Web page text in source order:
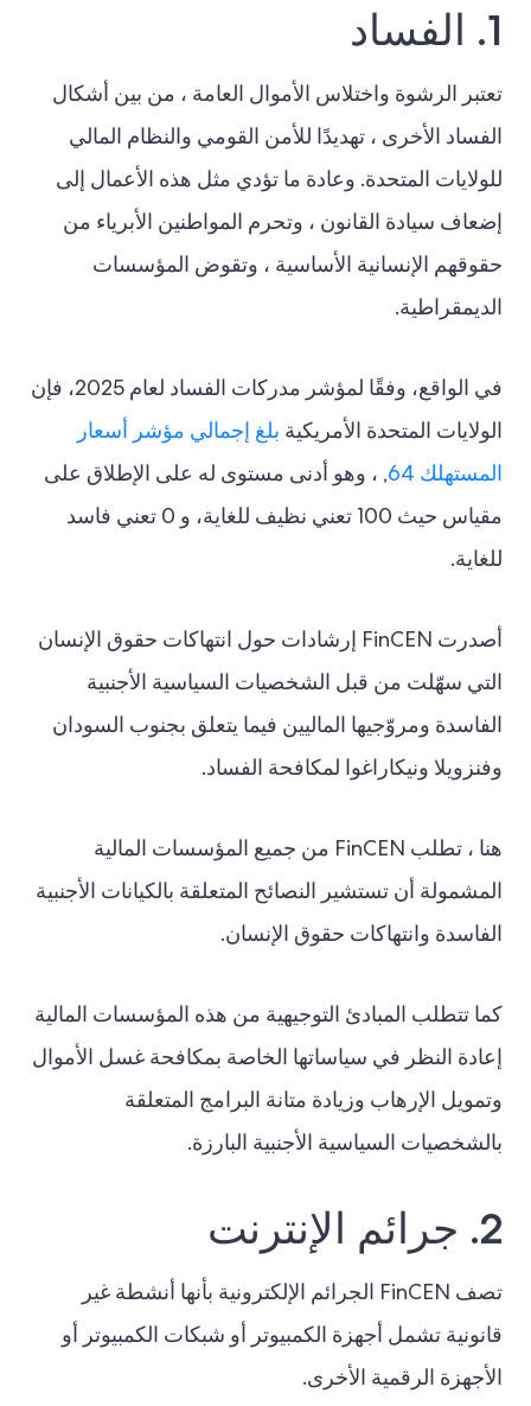
1. الفساد
تعتبر الرشوة واختلاس الأموال العامة ، من بين أشكال
الفساد الأخرى ، تهديدًا للأمن القومي والنظام المالي
للولايات المتحدة. وعادة ما تؤدي مثل هذه الأعمال إلى
إضعاف سيادة القانون ، وتحرم المواطنين الأبرياء من
حقوقهم الإنسانية الأساسية ، وتقوض المؤسسات
الديمقراطية.
في الواقع، وفقًا لمؤشر مدركات الفساد لعام 2025، فإن
الولايات المتحدة الأمريكية بلغ إجمالي مؤشر أسعار
المستهلك 64
, ، وهو أدنى مستوى له على الإطلاق على
مقياس حيث 100 تعني نظيف للغاية، و 0 تعني فاسد
للغاية.
أصدرت FinCEN إرشادات حول انتهاكات حقوق الإنسان
التي سهّلت من قبل الشخصيات السياسية الأجنبية
الفاسدة ومروّجيها الماليين فيما يتعلق بجنوب السودان
وفنزويلا ونيكاراغوا لمكافحة الفساد.
هنا ، تطلب FinCEN من جميع المؤسسات المالية
المشمولة أن تستشير النصائح المتعلقة بالكيانات الأجنبية
الفاسدة وانتهاكات حقوق الإنسان.
كما تتطلب المبادئ التوجيهية من هذه المؤسسات المالية
إعادة النظر في سياساتها الخاصة بمكافحة غسل الأموال
وتمويل الإرهاب وزيادة متانة البرامج المتعلقة
بالشخصيات السياسية الأجنبية البارزة.
2. جرائم الإنترنت
تصف FinCEN الجرائم الإلكترونية بأنها أنشطة غير
قانونية تشمل أجهزة الكمبيوتر أو شبكات الكمبيوتر أو
الأجهزة الرقمية الأخرى.